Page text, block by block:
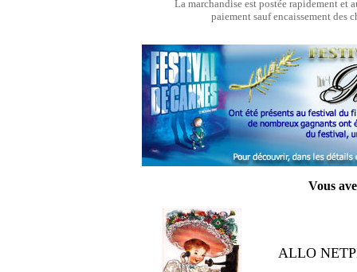
La marchandise est postée rapidement et
paiement sauf encaissement des
Vous
ALLO